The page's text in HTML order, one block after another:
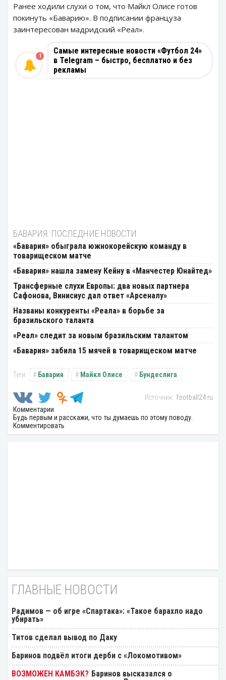
Ранее ходили слухи о том, что Майкл Олисе готов
покинуть «Баварию». В подписании француза
заинтересован мадридский «Реал».
Самые интересные новости «Футбол 24»
в Telegram – быстро, бесплатно и без
рекламы
1
БАВАРИЯ: ПОСЛЕДНИЕ НОВОСТИ
«Бавария» обыграла южнокорейскую команду в
товарищеском матче
«Бавария» нашла замену Кейну в «Манчестер Юнайтед»
Трансферные слухи Европы: два новых партнера
Сафонова, Винисиус дал ответ «Арсеналу»
Названы конкуренты «Реала» в борьбе за
бразильского таланта
«Реал» следит за новым бразильским талантом
«Бавария» забила 15 мячей в товарищеском матче
Бавария Майкл Олисе Бундеслига
football24.ru
Комментарии
Будь первым и расскажи, что ты думаешь по этому поводу.
Комментировать
ГЛАВНЫЕ НОВОСТИ
Радимов — об игре «Спартака»: «Такое барахло надо
убирать»
Титов сделал вывод по Даку
Баринов подвёл итоги дерби с «Локомотивом»
Баринов высказался о